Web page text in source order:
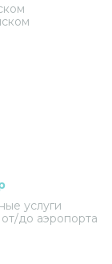
услуги
до аэропорта